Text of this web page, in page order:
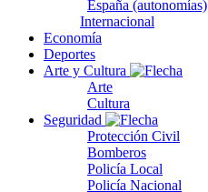
España (autonomías)
Internacional
Economía
Deportes
Arte y Cultura
Arte
Cultura
Seguridad
Protección Civil
Bomberos
Policía Local
Policía Nacional